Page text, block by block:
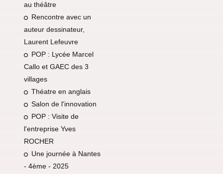
au théâtre
Rencontre avec un
auteur dessinateur,
Laurent Lefeuvre
POP : Lycée Marcel
Callo et GAEC des 3
villages
Théatre en anglais
Salon de l'innovation
POP : Visite de
l'entreprise Yves
ROCHER
Une journée à Nantes
- 4ème - 2025